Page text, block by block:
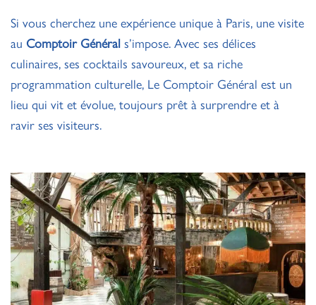
Si vous cherchez une expérience unique à Paris, une visite
au Comptoir Général s’impose. Avec ses délices
culinaires, ses cocktails savoureux, et sa riche
programmation culturelle, Le Comptoir Général est un
lieu qui vit et évolue, toujours prêt à surprendre et à
ravir ses visiteurs.